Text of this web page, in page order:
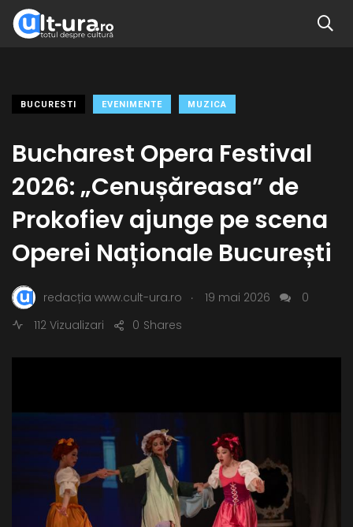
BUCURESTI EVENIMENTE MUZICA
Bucharest Opera Festival
2026: „Cenușăreasa” de
Prokofiev ajunge pe scena
Operei Naționale București
redacția www.cult-ura.ro . 19 mai 2026
0
112 Vizualizari
Shares
0